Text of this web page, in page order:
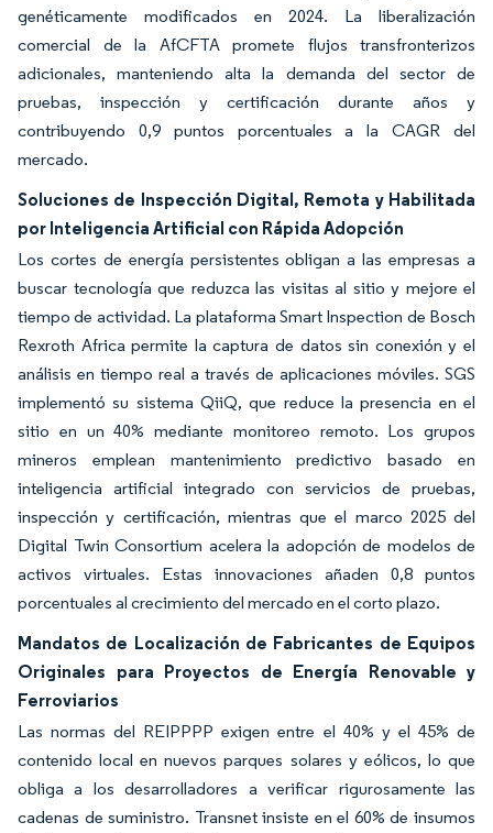
genéticamente modificados en 2024. La liberalización
comercial de la AfCFTA promete flujos transfronterizos
adicionales, manteniendo alta la demanda del sector de
pruebas, inspección y certificación durante años y
contribuyendo 0,9 puntos porcentuales a la CAGR del
mercado.
Soluciones de Inspección Digital, Remota y Habilitada
por Inteligencia Artificial con Rápida Adopción
Los cortes de energía persistentes obligan a las empresas a
buscar tecnología que reduzca las visitas al sitio y mejore el
tiempo de actividad. La plataforma Smart Inspection de Bosch
Rexroth Africa permite la captura de datos sin conexión y el
análisis en tiempo real a través de aplicaciones móviles. SGS
implementó su sistema QiiQ, que reduce la presencia en el
sitio en un 40% mediante monitoreo remoto. Los grupos
mineros emplean mantenimiento predictivo basado en
inteligencia artificial integrado con servicios de pruebas,
inspección y certificación, mientras que el marco 2025 del
Digital Twin Consortium acelera la adopción de modelos de
activos virtuales. Estas innovaciones añaden 0,8 puntos
porcentuales al crecimiento del mercado en el corto plazo.
Mandatos de Localización de Fabricantes de Equipos
Originales para Proyectos de Energía Renovable y
Ferroviarios
Las normas del REIPPPP exigen entre el 40% y el 45% de
contenido local en nuevos parques solares y eólicos, lo que
obliga a los desarrolladores a verificar rigurosamente las
cadenas de suministro. Transnet insiste en el 60% de insumos